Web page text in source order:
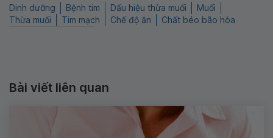
Dinh dưỡng Bệnh tim Dấu hiệu thừa muối
Muối
Thừa muối
Tim mạch Chế độ ăn Chất béo bão hòa
Bài viết liên quan